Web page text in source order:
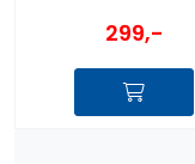
299,-